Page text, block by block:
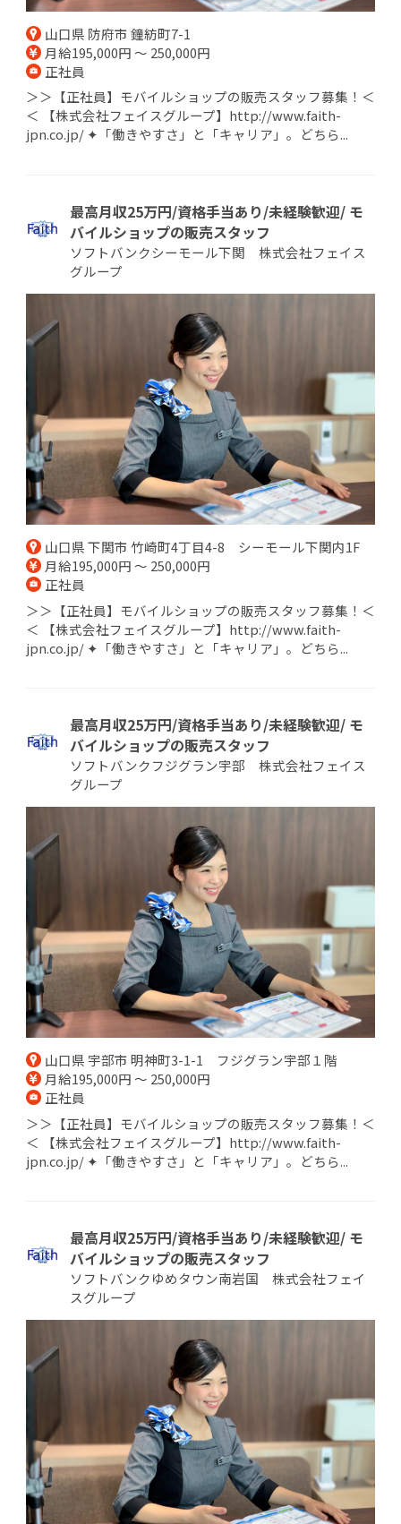
山口県 防府市 鐘紡町7-1
月給195,000円 ～ 250,000円
正社員
＞＞【正社員】モバイルショップの販売スタッフ募集！＜
＜ 【株式会社フェイスグループ】http://www.faith-
jpn.co.jp/ ✦「働きやすさ」と「キャリア」。どちら...
最高月収25万円/資格手当あり/未経験歓迎/ モ
バイルショップの販売スタッフ
ソフトバンクシーモール下関 株式会社フェイス
グループ
山口県 下関市 竹崎町4丁目4-8 シーモール下関内1F
月給195,000円 ～ 250,000円
正社員
＞＞【正社員】モバイルショップの販売スタッフ募集！＜
＜ 【株式会社フェイスグループ】http://www.faith-
jpn.co.jp/ ✦「働きやすさ」と「キャリア」。どちら...
最高月収25万円/資格手当あり/未経験歓迎/ モ
バイルショップの販売スタッフ
ソフトバンクフジグラン宇部 株式会社フェイス
グループ
山口県 宇部市 明神町3-1-1 フジグラン宇部１階
月給195,000円 ～ 250,000円
正社員
＞＞【正社員】モバイルショップの販売スタッフ募集！＜
＜ 【株式会社フェイスグループ】http://www.faith-
jpn.co.jp/ ✦「働きやすさ」と「キャリア」。どちら...
最高月収25万円/資格手当あり/未経験歓迎/ モ
バイルショップの販売スタッフ
ソフトバンクゆめタウン南岩国 株式会社フェイ
スグループ